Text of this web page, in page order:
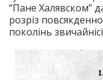
“Пане Халявском”
розріз
поколінь